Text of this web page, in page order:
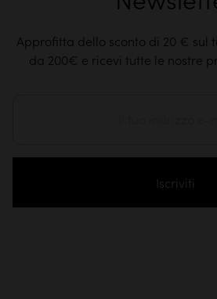
Approfitta dello sconto di 20 € sul
da 200€ e ricevi tutte le nostre
Iscriviti